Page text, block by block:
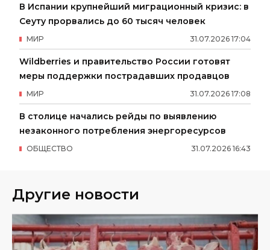
В Испании крупнейший миграционный кризис: в
Сеуту прорвались до 60 тысяч человек
31.07.2026 17:04
МИР
Wildberries и правительство России готовят
меры поддержки пострадавших продавцов
31.07.2026 17:08
МИР
В столице начались рейды по выявлению
незаконного потребления энергоресурсов
31.07.2026 16:43
ОБЩЕСТВО
Другие новости